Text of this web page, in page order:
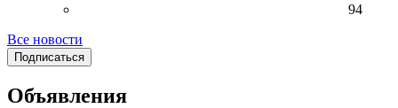
94
Все новости
Подписаться
Объявления